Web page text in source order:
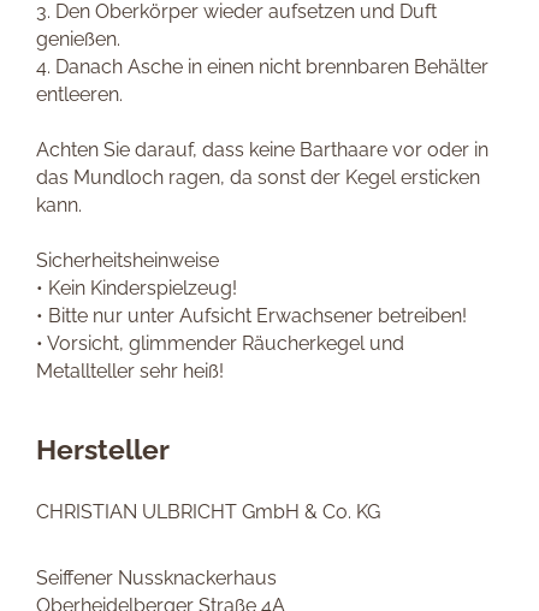
3. Den Oberkörper wieder aufsetzen und Duft
genießen.
4. Danach Asche in einen nicht brennbaren Behälter
entleeren.
Achten Sie darauf, dass keine Barthaare vor oder in
das Mundloch ragen, da sonst der Kegel ersticken
kann.
Sicherheitsheinweise
• Kein Kinderspielzeug!
• Bitte nur unter Aufsicht Erwachsener betreiben!
• Vorsicht, glimmender Räucherkegel und
Metallteller sehr heiß!
Hersteller
CHRISTIAN ULBRICHT GmbH & Co. KG
Seiffener Nussknackerhaus
Oberheidelberger Straße 4A